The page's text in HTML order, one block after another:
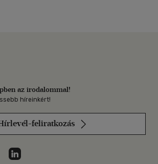
az irodalommal!
híreinkért!
feliratkozás
on
az Instagramon
Libri a LinkedInen